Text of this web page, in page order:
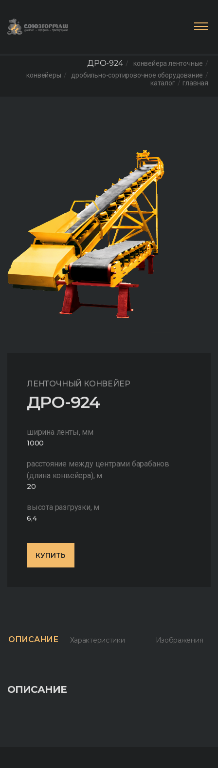
главная
каталог
дробильно-сортировочное оборудование
конвейеры
конвейера ленточные
ДРО-924
ЛЕНТОЧНЫЙ КОНВЕЙЕР
ДРО-924
ширина ленты, мм
1000
расстояние между центрами барабанов
(длина конвейера), м
20
высота разгрузки, м
6,4
КУПИТЬ
ОПИСАНИЕ Характеристики Изображения
ОПИСАНИЕ